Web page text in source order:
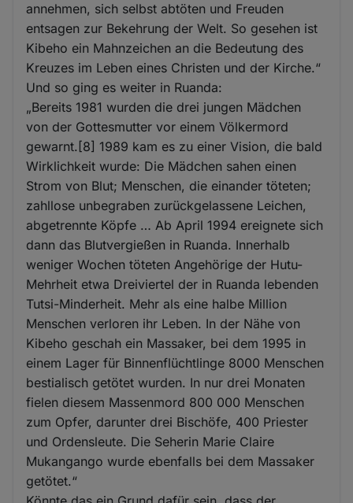
annehmen, sich selbst abtöten und Freuden
entsagen zur Bekehrung der Welt. So gesehen ist
Kibeho ein Mahnzeichen an die Bedeutung des
Kreuzes im Leben eines Christen und der Kirche.“
Und so ging es weiter in Ruanda:
„Bereits 1981 wurden die drei jungen Mädchen
von der Gottesmutter vor einem Völkermord
gewarnt.[8] 1989 kam es zu einer Vision, die bald
Wirklichkeit wurde: Die Mädchen sahen einen
Strom von Blut; Menschen, die einander töteten;
zahllose unbegraben zurückgelassene Leichen,
abgetrennte Köpfe … Ab April 1994 ereignete sich
dann das Blutvergießen in Ruanda. Innerhalb
weniger Wochen töteten Angehörige der Hutu-
Mehrheit etwa Dreiviertel der in Ruanda lebenden
Tutsi-Minderheit. Mehr als eine halbe Million
Menschen verloren ihr Leben. In der Nähe von
Kibeho geschah ein Massaker, bei dem 1995 in
einem Lager für Binnenflüchtlinge 8000 Menschen
bestialisch getötet wurden. In nur drei Monaten
fielen diesem Massenmord 800 000 Menschen
zum Opfer, darunter drei Bischöfe, 400 Priester
und Ordensleute. Die Seherin Marie Claire
Mukangango wurde ebenfalls bei dem Massaker
getötet.“